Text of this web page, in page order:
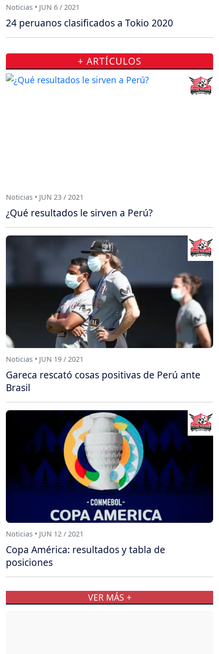
Noticias • JUN 6 / 2021
24 peruanos clasificados a Tokio 2020
+ ARTÍCULOS
Noticias • JUN 23 / 2021
¿Qué resultados le sirven a Perú?
Noticias • JUN 19 / 2021
Gareca rescató cosas positivas de Perú ante
Brasil
Noticias • JUN 12 / 2021
Copa América: resultados y tabla de
posiciones
VER MÁS +